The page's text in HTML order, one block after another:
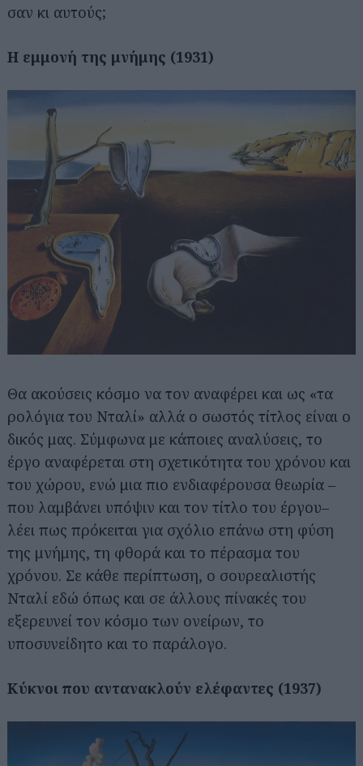
σαν κι αυτούς;
Η εμμονή της μνήμης (1931)
Θα ακούσεις κόσμο να τον αναφέρει και ως «τα
ρολόγια του Νταλί» αλλά ο σωστός τίτλος είναι ο
δικός μας. Σύμφωνα με κάποιες αναλύσεις, το
έργο αναφέρεται στη σχετικότητα του χρόνου και
του χώρου, ενώ μια πιο ενδιαφέρουσα θεωρία –
που λαμβάνει υπόψιν και τον τίτλο του έργου–
λέει πως πρόκειται για σχόλιο επάνω στη φύση
της μνήμης, τη φθορά και το πέρασμα του
χρόνου. Σε κάθε περίπτωση, ο σουρεαλιστής
Νταλί εδώ όπως και σε άλλους πίνακές του
εξερευνεί τον κόσμο των ονείρων, το
υποσυνείδητο και το παράλογο.
Κύκνοι που αντανακλούν ελέφαντες (1937)